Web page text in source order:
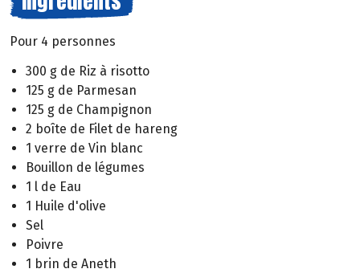
Pour 4 personnes
300 g de Riz à risotto
125 g de Parmesan
125 g de Champignon
2 boîte de Filet de hareng
1 verre de Vin blanc
Bouillon de légumes
1 l de Eau
1 Huile d'olive
Sel
Poivre
1 brin de Aneth